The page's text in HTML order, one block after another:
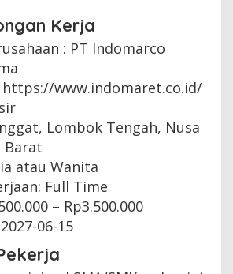
Kerja
: PT Indomarco
https://www.indomaret.co.id/
Lombok Tengah, Nusa
Barat
atau Wanita
Full Time
– Rp3.500.000
2027-06-15